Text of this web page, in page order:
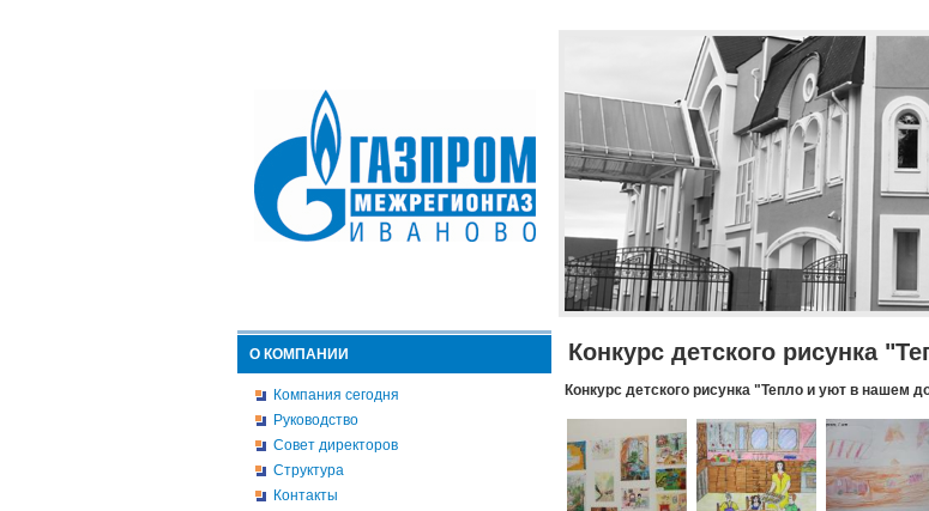
О КОМПАНИИ
Компания сегодня
Руководство
Совет директоров
Структура
Контакты
Конкурс детского рисунка
Конкурс детского рисунка "Тепло и уют в нашем